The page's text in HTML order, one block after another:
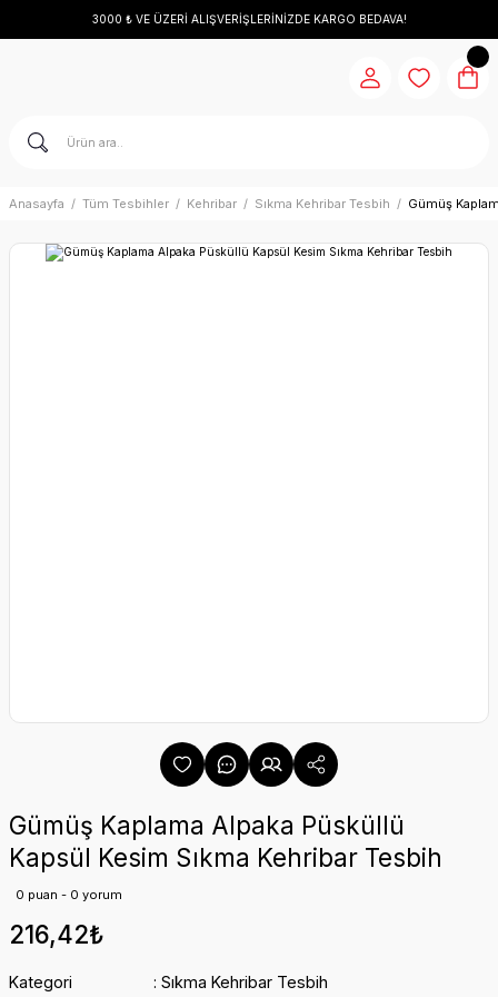
3000 ₺ VE ÜZERİ ALIŞVERİŞLERİNİZDE KARGO BEDAVA!
Anasayfa Tüm Tesbihler Kehribar Sıkma Kehribar Tesbih Gümüş
Gümüş Kaplama Alpaka Püsküllü
Kapsül Kesim Sıkma Kehribar Tesbih
0 puan - 0 yorum
216,42₺
Kategori Sıkma Kehribar Tesbih